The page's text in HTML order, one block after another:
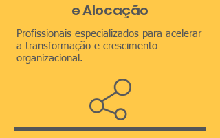
e Alocação
Profissionais especializados para acelerar
a transformação e crescimento
organizacional.